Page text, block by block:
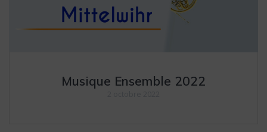
Musique Ensemble 2022